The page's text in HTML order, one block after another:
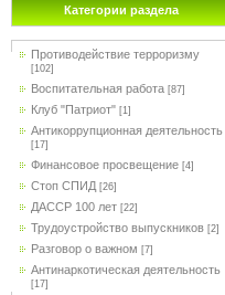
Категории раздела
Противодействие терроризму
[102]
Воспитательная работа [87]
Клуб "Патриот" [1]
Антикоррупционная деятельность
[17]
Финансовое просвещение [4]
Стоп СПИД [26]
ДАССР 100 лет [22]
Трудоустройство выпускников [2]
Разговор о важном [7]
Антинаркотическая деятельность
[17]